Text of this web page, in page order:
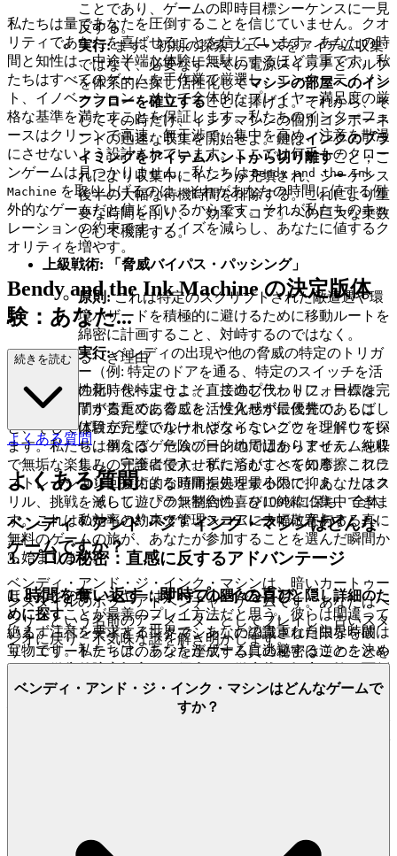
ことであり、ゲームの即時目標シーケンスに一見
反する。
実行:まず、初期の探索フェーズをアイテム収集
ではなく、必要なすべての電源スイッチとバルブ
を体系的に探し活性化してマシンの部屋へのイン
クフローを確立することに捧げよ。それから、そ
してその時だけ、インクマシンの個別コンポーネ
ントの迅速な収集を開始せよ。鍵はインクのプラ
イミングをアイテムハントから切り離すこと；こ
れにより収集中にインクが充填され、シーケンス
後半の大幅な待機時間を排除する。これにより重
要な時間を削り、「効率スコア」への巨大な乗数
として機能する。
上級戦術: 「脅威バイパス・パッシング」
原則:これは特定のスクリプトされた敵遭遇や環
境ハザードを積極的に避けるために移動ルートを
綿密に計画すること、対峙するのではなく。
実行:ベンディの出現や他の脅威の特定のトリガ
ー（例: 特定のドアを通る、特定のスイッチを活
性化）を特定せよ。直接進む代わりに、目標を完
了するために脅威を活性化せずに代替の、しばし
ば目立たないルートやタイミングウィンドウを探
せ。例えば、危険ゾーンの周辺からアイテムを収
集し、完全に侵入せずに済むことを知る。これに
より回避による時間損失を最小限に抑え、リスク
を減らし、「ラン整合性」を100%に保ち、全体
の効率とリスク管理スコアに大幅に寄与する。
3. プロの秘密：直感に反するアドバンテージ
ほとんどのプレイヤーはすべての隅々をロアと隠し詳細のた
めに探すことが最善のプレイ方法だと思う。彼らは間違って
いる。「ベンディとインクマシン」の認識された限界を破
り、エリートティアのランを達成する真の秘密は逆のことを
する：
こ
とだ。なぜこれが機能するのか：ゲームの「スコアリングエ
迅速な進行と主要目標の無欠実行
義せよ。インクに服従し、その秘密を征服し、真のチャンピ
私たちは量であなたを圧倒することを信じていません。クオ
リティであなたを喜ばせることを信じています。あなたの時
間と知性は、中途半端な体験に無駄にするほど貴重です。私
たちはすべてのゲームを手作業で厳選し、エンターテイメン
ト、イノベーション、そして全体的なプレイヤー満足度の厳
格な基準を満たすことを保証します。私たちのインターフェ
ースはクリーンで高速、無干渉で、集中を高め、注意を散漫
にさせないよう設計されています。ここでは何千ものクロー
ンゲームは見つかりません。私たちはBendy and the Ink
Machine を取り上げるのは、それがあなたの時間に値する例
外的なゲームだと信じているからです。それが私たちのキュ
レーションの約束です：ノイズを減らし、あなたに値するク
オリティを増やす。
Bendy and the Ink Machine の決定版体
験：あなた...
がここにいるべき理由
ゲーミングの新時代へようこそ。このプラットフォームは、
あなたの時間が貴重であること、没入感が最優先であるこ
と、そして体験が完璧でなければならないことを理解してい
ます。私たちは単なるゲームの目的地ではありません。純粋
で無垢な楽しみの守護者です。私たちがすべての摩擦、フラ
ストレーション、技術的な頭痛を処理するので、あなたはス
リル、挑戦、そして遊びの無制約の喜びに純粋に集中できま
す。これは私たちの約束です：シームレスで敬意ある、真に
無料のゲームの旅が、あなたが参加することを選んだ瞬間か
ら始まります。
1. 時間を奪い返す：即時プレイの喜び
絶えず注意を要求する世界で、あなたの貴重な自由な時間は
宝物です。私たちは、あなたがゲームに逃避することを決め
たとき、何も障害になってはいけないと信じています。面倒
なダウンロード、複雑なインストール、無限のパッチはなし
– ただ即時の満足だけです。私たちのプラットフォームは、
2. 正直な楽しさ：プレッシャーゼロの約束
続きを読む
よくある質問
よくある質問
ベンディ・アンド・ジ・インク・マシンはどんな
ゲームですか？
ベンディ・アンド・ジ・インク・マシンは、暗いカートゥー
ンスタイルのホラーアドベンチャーゲームです。あなたはヘ
ンリーという名前のアニメーターとしてプレイし、古いスタ
ジオに戻り、不気味な謎を解き明かします。
ベンディ・アンド・ジ・インク・マシンはどんなゲームで
すか？